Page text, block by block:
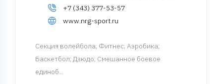
+7 (343) 377-53-57
www.nrg-sport.ru
Cекция волейбола; Фитнес; Аэробика;
Баскетбол; Дзюдо; Смешанное боевое
единоб...